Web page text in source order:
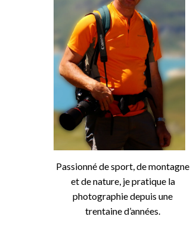
Passionné de sport, de montagne
et de nature, je pratique la
photographie depuis une
trentaine d’années.